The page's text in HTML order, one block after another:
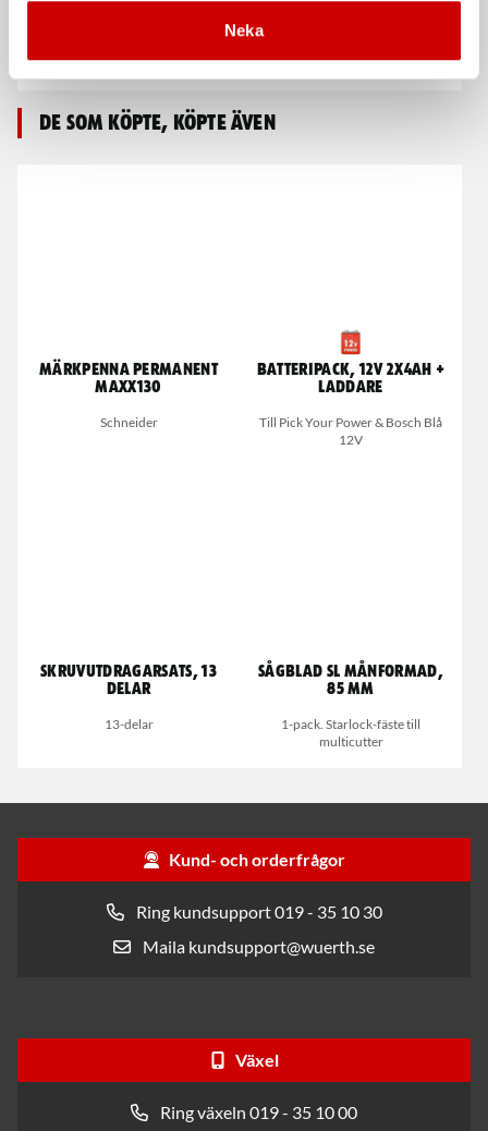
Neka
Mutterdragare med 4 effektlägen ASS 12-A
De som köpte, köpte även
Märkpenna permanent
MAXX130
Schneider
Batteripack, 12V 2x4Ah +
laddare
Till Pick Your Power & Bosch Blå
12V
Skruvutdragarsats, 13
delar
13-delar
Sågblad SL månformad,
85 mm
1-pack. Starlock-fäste till
multicutter
Kund- och orderfrågor
Ring kundsupport 019 - 35 10 30
Maila kundsupport@wuerth.se
Växel
Ring växeln 019 - 35 10 00